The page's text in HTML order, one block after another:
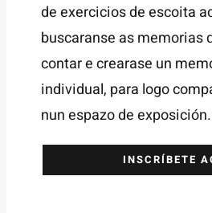
de exercicios de escoita
buscaranse as memorias
contar e crearase un
individual, para logo
nun espazo de exposición.
INSCRÍBETE